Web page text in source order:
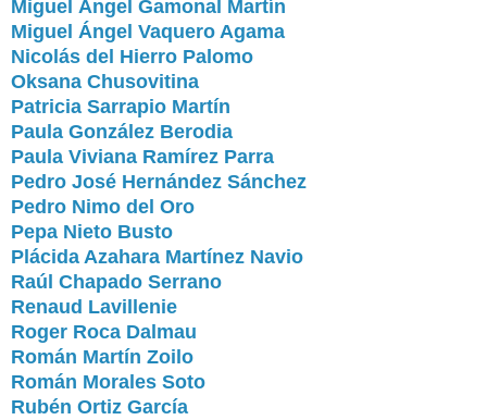
Miguel Ángel Gamonal Martín
Miguel Ángel Vaquero Agama
Nicolás del Hierro Palomo
Oksana Chusovitina
Patricia Sarrapio Martín
Paula González Berodia
Paula Viviana Ramírez Parra
Pedro José Hernández Sánchez
Pedro Nimo del Oro
Pepa Nieto Busto
Plácida Azahara Martínez Navio
Raúl Chapado Serrano
Renaud Lavillenie
Roger Roca Dalmau
Román Martín Zoilo
Román Morales Soto
Rubén Ortiz García